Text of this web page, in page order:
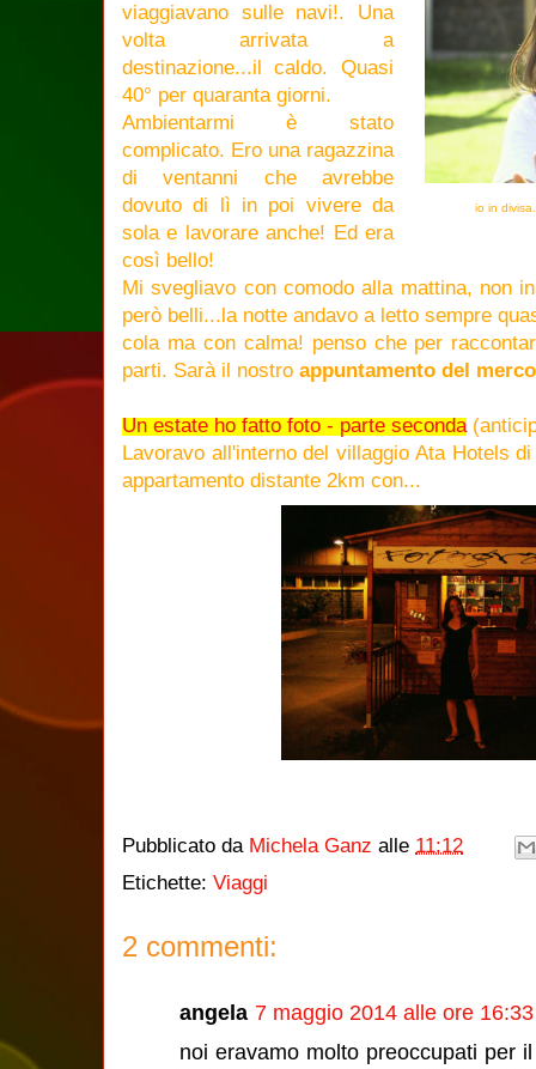
io in
viaggiavano sulle navi!. Una
volta arrivata a
destinazione...il caldo. Quasi
40° per quaranta giorni.
Ambientarmi è stato
complicato. Ero una ragazzina
di ventanni che avrebbe
dovuto di lì in poi vivere da
sola e lavorare anche! Ed era
così bello!
Mi svegliavo con comodo alla mattina, non
però belli...la notte andavo a letto sempre
cola ma con calma! penso che per
parti. Sarà il nostro appuntamento del
Un estate ho fatto foto - parte seconda
Lavoravo all'interno del villaggio Ata Hotels
appartamento distante 2km con...
Pubblicato da Michela Ganz alle 11:12
Etichette: Viaggi
2 commenti:
angela 7 maggio 2014 alle ore 16:33
noi eravamo molto preoccupati per